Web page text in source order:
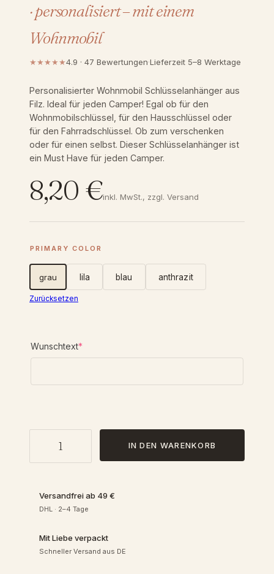
· personalisiert – mit einem
Wohnmobil
★★★★★4.9 · 47 Bewertungen·Lieferzeit 5–8 Werktage
Personalisierter Wohnmobil Schlüsselanhänger aus
Filz. Ideal für jeden Camper! Egal ob für den
Wohnmobilschlüssel, für den Hausschlüssel oder
für den Fahrradschlüssel. Ob zum verschenken
oder für einen selbst. Dieser Schlüsselanhänger ist
ein Must Have für jeden Camper.
8,20 €inkl. MwSt., zzgl. Versand
PRIMARY COLOR
grau lila blau anthrazit
Zurücksetzen
Wunschtext*
r
q
e
h
IN DEN WARENKORB
Versandfrei ab 49 €
DHL · 2–4 Tage
Mit Liebe verpackt
Schneller Versand aus DE